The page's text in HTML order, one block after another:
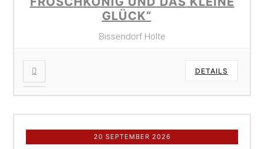
GLÜCK“
Bissendorf Holte
DETAILS
20 SEPTEMBER 2026